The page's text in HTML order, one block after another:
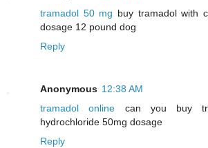
tramadol 50 mg buy tramadol with
dosage 12 pound dog
Reply
Anonymous 12:38 AM
tramadol online can you buy
hydrochloride 50mg dosage
Reply